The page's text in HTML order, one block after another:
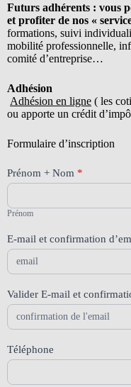
Futurs adhérents : vous
et profiter de nos «
formations, suivi
mobilité professionnelle,
comité d’entreprise…
Adhésion
Adhésion en ligne ( les
ou apporte un crédit
Formulaire d’inscription
Stage
mobilité
Prénom + Nom *
Prénom
Prénom
E-mail et confirmation
Valider E-mail et
Téléphone